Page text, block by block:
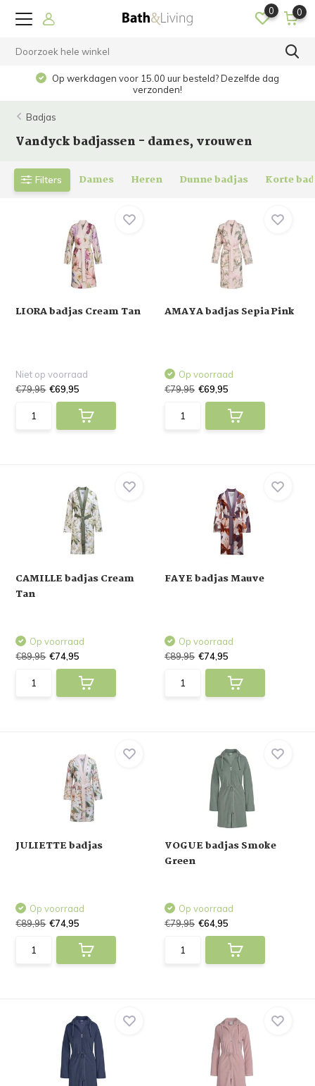
0 0
Op werkdagen voor 15.00 uur besteld? Dezelfde dag
verzonden!
Badjas
Vandyck badjassen - dames, vrouwen
Filters Dames Heren Dunne badjas Korte
LIORA badjas Cream Tan
Niet op voorraad
€79,95 €69,95
AMAYA badjas Sepia Pink
Op voorraad
€79,95 €69,95
CAMILLE badjas Cream
Tan
Op voorraad
€89,95 €74,95
FAYE badjas Mauve
Op voorraad
€89,95 €74,95
JULIETTE badjas
Op voorraad
€89,95 €74,95
VOGUE badjas Smoke
Green
Op voorraad
€79,95 €64,95